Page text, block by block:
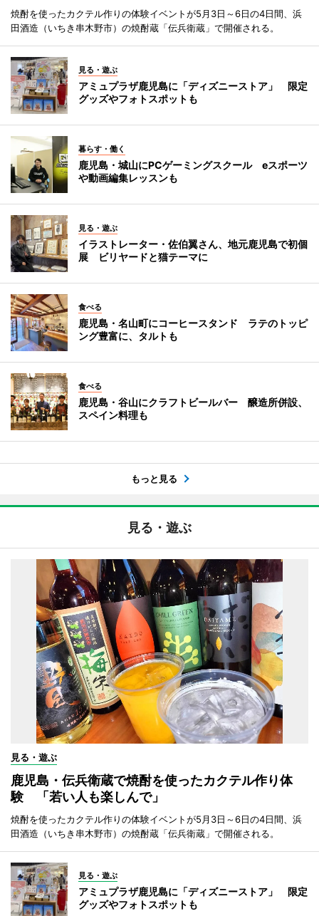
焼酎を使ったカクテル作りの体験イベントが5月3日～6日の4日間、浜
田酒造（いちき串木野市）の焼酎蔵「伝兵衛蔵」で開催される。
見る・遊ぶ
アミュプラザ鹿児島に「ディズニーストア」 限定
グッズやフォトスポットも
暮らす・働く
鹿児島・城山にPCゲーミングスクール eスポーツ
や動画編集レッスンも
見る・遊ぶ
イラストレーター・佐伯翼さん、地元鹿児島で初個
展 ビリヤードと猫テーマに
食べる
鹿児島・名山町にコーヒースタンド ラテのトッピ
ング豊富に、タルトも
食べる
鹿児島・谷山にクラフトビールバー 醸造所併設、
スペイン料理も
もっと見る
見る・遊ぶ
見る・遊ぶ
鹿児島・伝兵衛蔵で焼酎を使ったカクテル作り体
験 「若い人も楽しんで」
焼酎を使ったカクテル作りの体験イベントが5月3日～6日の4日間、浜
田酒造（いちき串木野市）の焼酎蔵「伝兵衛蔵」で開催される。
見る・遊ぶ
アミュプラザ鹿児島に「ディズニーストア」 限定
グッズやフォトスポットも